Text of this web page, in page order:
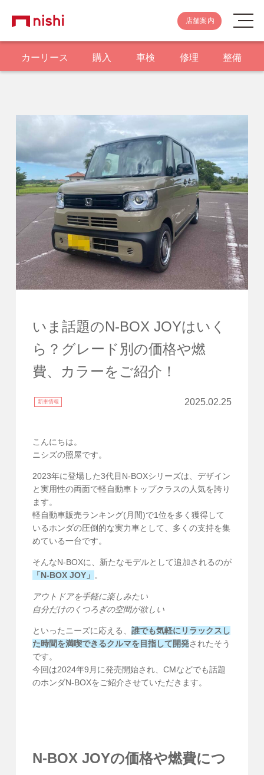
店舗案内
カーリース 購入 車検 修理 整備
いま話題のN-BOX JOYはいく
ら？グレード別の価格や燃
費、カラーをご紹介！
新車情報 2025.02.25
こんにちは。
ニシズの照屋です。
2023年に登場した3代目N-BOXシリーズは、デザイン
と実用性の両面で軽自動車トップクラスの人気を誇り
ます。
軽自動車販売ランキング(月間)で1位を多く獲得して
いるホンダの圧倒的な実力車として、多くの支持を集
めている一台です。
そんなN-BOXに、新たなモデルとして追加されるのが
「N-BOX JOY」 。
アウトドアを手軽に楽しみたい
自分だけのくつろぎの空間が欲しい
といったニーズに応える、 誰でも気軽にリラックスし
た時間を満喫できるクルマを目指して開発されたそう
です。
今回は2024年9月に発売開始され、CMなどでも話題
のホンダN-BOXをご紹介させていただきます。
N-BOX JOYの価格や燃費につ